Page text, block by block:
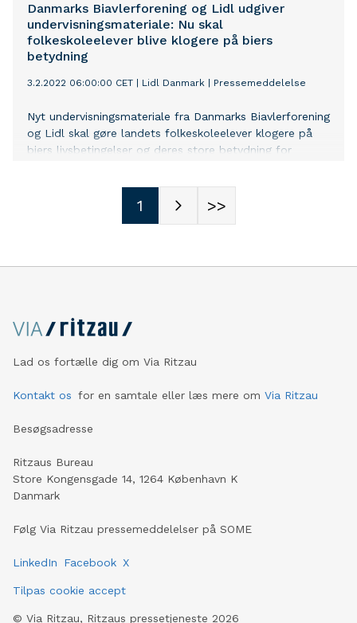
Danmarks Biavlerforening og Lidl udgiver
undervisningsmateriale: Nu skal
folkeskoleelever blive klogere på biers
betydning
3.2.2022 06:00:00 CET Lidl Danmark Pressemeddelelse
Nyt undervisningsmateriale fra Danmarks Biavlerforening
og Lidl skal gøre landets folkeskoleelever klogere på
biers livsbetingelser og deres store betydning for
både indeholder læringsmateriale og poser med frø til
udsåning, er målrettet 2.-4. klassetrin og kan bestilles
1 >>
Lad os fortælle dig om Via Ritzau
Kontakt os for en samtale eller læs mere om Via Ritzau
Besøgsadresse
Ritzaus Bureau
Store Kongensgade 14, 1264 København K
Danmark
Følg Via Ritzau pressemeddelelser på SOME
LinkedIn Facebook X
Tilpas cookie accept
© Via Ritzau, Ritzaus pressetjeneste 2026